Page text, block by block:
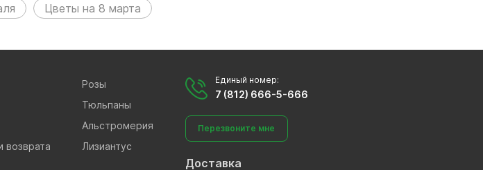
Цветы на 8 марта
возврата
Розы
Тюльпаны
Альстромерия
Лизиантус
Единый номер:
7 (812) 666-5-666
Перезвоните мне
Доставка